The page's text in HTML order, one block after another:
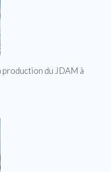
production du JDAM à